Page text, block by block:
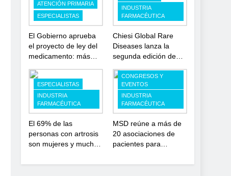
ATENCIÓN PRIMARIA
ESPECIALISTAS
El Gobierno aprueba
el proyecto de ley del
medicamento: más
autonomía estratégica
y modernización para
el SNS
INDUSTRIA
FARMACÉUTICA
Chiesi Global Rare
Diseases lanza la
segunda edición de
impulsar la
investigación en
enfermedades de
depósito lisosomal
ESPECIALISTAS
INDUSTRIA
FARMACÉUTICA
El 69% de las
personas con artrosis
son mujeres y muchas
rigidez a partir de los
CONGRESOS Y
EVENTOS
INDUSTRIA
FARMACÉUTICA
MSD reúne a más de
20 asociaciones de
pacientes para
sobre el presente y el